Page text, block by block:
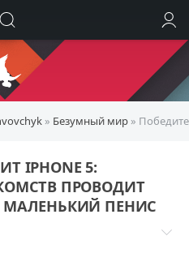
» Безумный мир »
IPHONE 5:
ПРОВОДИТ
ПЕНИС